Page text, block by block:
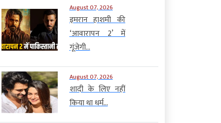
August 07, 2026
इमरान हाशमी की
‘आवारापन 2’ में
गूंजेगी...
August 07, 2026
शादी के लिए नहीं
किया था धर्म...